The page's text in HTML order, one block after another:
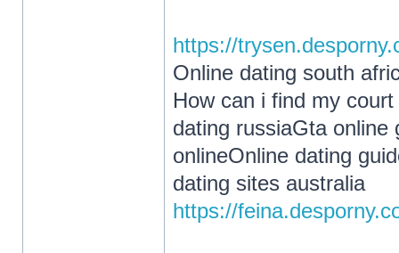
https://
Online dating south
How can i find my
dating russiaGta online
onlineOnline dating
dating sites australia
https://